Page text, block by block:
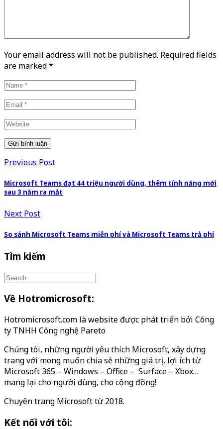
Your email address will not be published. Required fields
are marked*
Previous Post
Microsoft Teams đạt 44 triệu người dùng, thêm tính năng mới
sau 3 năm ra mắt
Next Post
So sánh Microsoft Teams miễn phí và Microsoft Teams trả phí
Tìm kiếm
Về Hotromicrosoft:
Hotromicrosoft.com là website được phát triển bởi Công
ty TNHH Công nghệ Pareto
Chúng tôi, những người yêu thích Microsoft, xây dựng
trang với mong muốn chia sẻ những giá trị, lợi ích từ
Microsoft 365 – Windows – Office – Surface – Xbox…
mang lại cho người dùng, cho cộng đồng!
Chuyên trang Microsoft từ 2018.
Kết nối với tôi: